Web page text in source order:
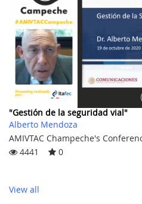
"Gestión de la seguridad vial"
Alberto Mendoza
AMIVTAC Champeche's
4441
0
View all